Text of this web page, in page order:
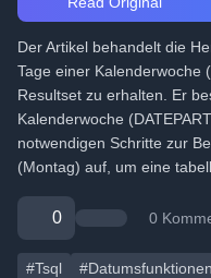
Der Artikel behandelt die
Tage einer Kalenderwoche
Resultset zu erhalten. Er
Kalenderwoche
notwendigen Schritte zur
(Montag) auf, um eine
0 0
#Tsql #Datumsfunktionen